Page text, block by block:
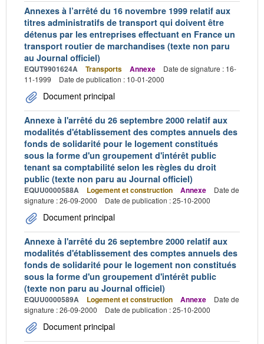
Annexes à l’arrêté du 16 novembre 1999 relatif aux
titres administratifs de transport qui doivent être
détenus par les entreprises effectuant en France un
transport routier de marchandises (texte non paru
au Journal officiel)
EQUT9901624A Transports Annexe
Date de signature : 16-
11-1999
Date de publication : 10-01-2000
Document principal
Annexe à l'arrêté du 26 septembre 2000 relatif aux
modalités d'établissement des comptes annuels des
fonds de solidarité pour le logement constitués
sous la forme d'un groupement d'intérêt public
tenant sa comptabilité selon les règles du droit
public (texte non paru au Journal officiel)
EQUU0000588A Logement et construction Annexe
Date de
signature : 26-09-2000
Date de publication : 25-10-2000
Document principal
Annexe à l'arrêté du 26 septembre 2000 relatif aux
modalités d'établissement des comptes annuels des
fonds de solidarité pour le logement non constitués
sous la forme d'un groupement d'intérêt public
(texte non paru au Journal officiel)
EQUU0000589A Logement et construction Annexe
Date de
signature : 26-09-2000
Date de publication : 25-10-2000
Document principal